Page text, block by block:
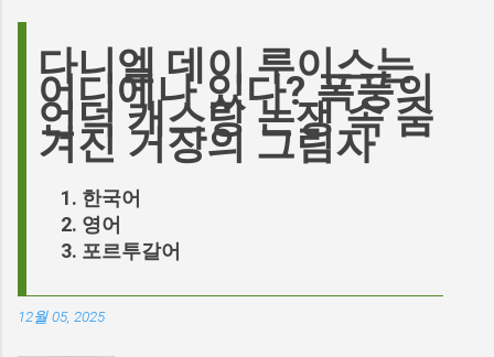
다니엘 데이 루이스는
어디에나 있다? 폭풍의
언덕 캐스팅 논쟁 속 숨
겨진 거장의 그림자
한국어
영어
포르투갈어
12월 05, 2025